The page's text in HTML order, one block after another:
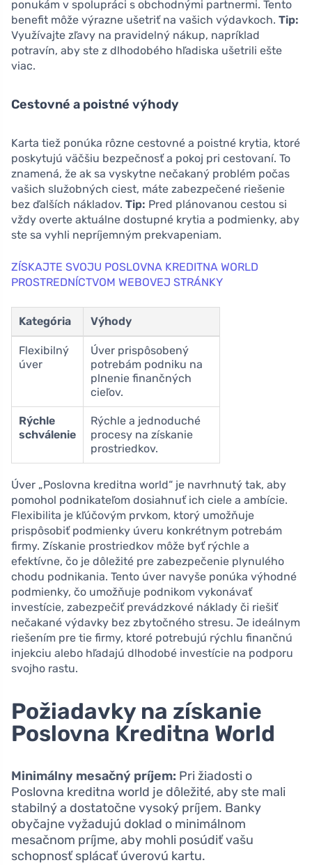
ponukám v spolupráci s obchodnými partnermi. Tento
benefit môže výrazne ušetriť na vašich výdavkoch. Tip:
Využívajte zľavy na pravidelný nákup, napríklad
potravín, aby ste z dlhodobého hľadiska ušetrili ešte
viac.
Cestovné a poistné výhody
Karta tiež ponúka rôzne cestovné a poistné krytia, ktoré
poskytujú väčšiu bezpečnosť a pokoj pri cestovaní. To
znamená, že ak sa vyskytne nečakaný problém počas
vašich služobných ciest, máte zabezpečené riešenie
bez ďalších nákladov. Tip: Pred plánovanou cestou si
vždy overte aktuálne dostupné krytia a podmienky, aby
ste sa vyhli nepríjemným prekvapeniam.
ZÍSKAJTE SVOJU POSLOVNA KREDITNA WORLD
PROSTREDNÍCTVOM WEBOVEJ STRÁNKY
Kategória Výhody
Flexibilný
úver
Úver prispôsobený
potrebám podniku na
plnenie finančných
cieľov.
Rýchle
schválenie
Rýchle a jednoduché
procesy na získanie
prostriedkov.
Úver „Poslovna kreditna world“ je navrhnutý tak, aby
pomohol podnikateľom dosiahnuť ich ciele a ambície.
Flexibilita je kľúčovým prvkom, ktorý umožňuje
prispôsobiť podmienky úveru konkrétnym potrebám
firmy. Získanie prostriedkov môže byť rýchle a
efektívne, čo je dôležité pre zabezpečenie plynulého
chodu podnikania. Tento úver navyše ponúka výhodné
podmienky, čo umožňuje podnikom vykonávať
investície, zabezpečiť prevádzkové náklady či riešiť
nečakané výdavky bez zbytočného stresu. Je ideálnym
riešením pre tie firmy, ktoré potrebujú rýchlu finančnú
injekciu alebo hľadajú dlhodobé investície na podporu
svojho rastu.
Požiadavky na získanie
Poslovna Kreditna World
Minimálny mesačný príjem: Pri žiadosti o
Poslovna kreditna world je dôležité, aby ste mali
stabilný a dostatočne vysoký príjem. Banky
obyčajne vyžadujú doklad o minimálnom
mesačnom príjme, aby mohli posúdiť vašu
schopnosť splácať úverovú kartu.